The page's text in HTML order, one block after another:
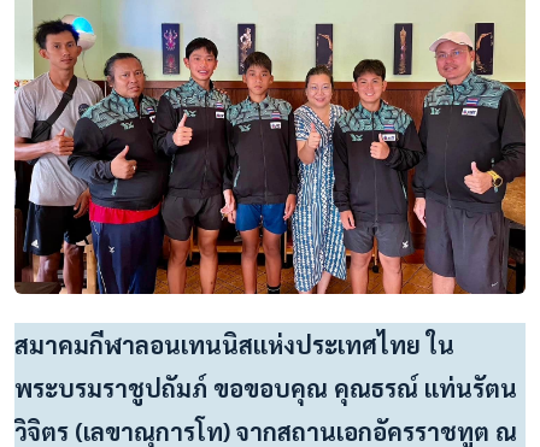
สมาคมกีฬาลอนเทนนิสแห่งประเทศไทย ใน
พระบรมราชูปถัมภ์ ขอขอบคุณ คุณธรณ์ แท่นรัตน
วิจิตร (เลขาณุการโท) จากสถานเอกอัครราชทูต ณ